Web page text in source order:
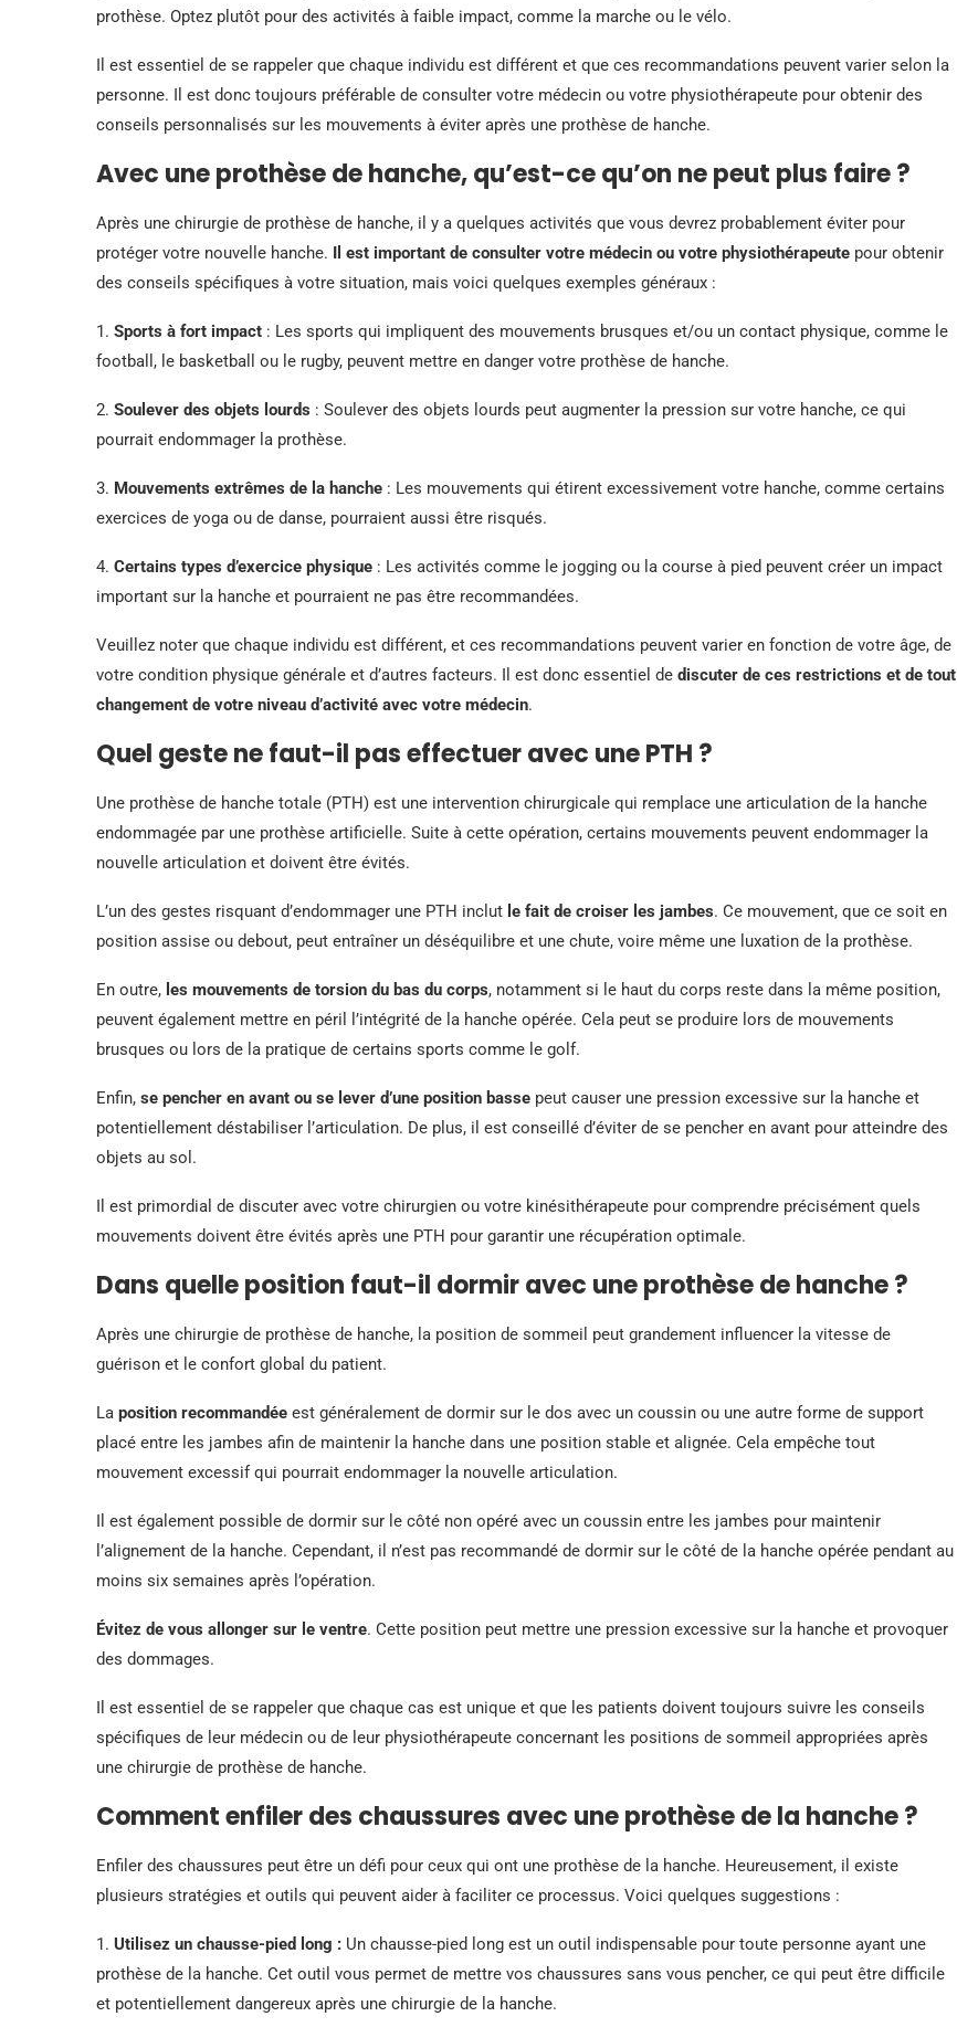
prothèse. Optez plutôt pour des activités à faible impact, comme la marche ou le vélo.
Il est essentiel de se rappeler que chaque individu est différent et que ces recommandations peuvent varier selon la
personne. Il est donc toujours préférable de consulter votre médecin ou votre physiothérapeute pour obtenir des
conseils personnalisés sur les mouvements à éviter après une prothèse de hanche.
Avec une prothèse de hanche, qu’est-ce qu’on ne peut plus faire ?
Après une chirurgie de prothèse de hanche, il y a quelques activités que vous devrez probablement éviter pour
protéger votre nouvelle hanche. Il est important de consulter votre médecin ou votre physiothérapeute pour obtenir
des conseils spécifiques à votre situation, mais voici quelques exemples généraux :
1. Sports à fort impact : Les sports qui impliquent des mouvements brusques et/ou un contact physique, comme le
football, le basketball ou le rugby, peuvent mettre en danger votre prothèse de hanche.
2. Soulever des objets lourds : Soulever des objets lourds peut augmenter la pression sur votre hanche, ce qui
pourrait endommager la prothèse.
3. Mouvements extrêmes de la hanche : Les mouvements qui étirent excessivement votre hanche, comme certains
exercices de yoga ou de danse, pourraient aussi être risqués.
4. Certains types d’exercice physique : Les activités comme le jogging ou la course à pied peuvent créer un impact
important sur la hanche et pourraient ne pas être recommandées.
Veuillez noter que chaque individu est différent, et ces recommandations peuvent varier en fonction de votre âge, de
votre condition physique générale et d’autres facteurs. Il est donc essentiel de discuter de ces restrictions et de tout
changement de votre niveau d’activité avec votre médecin.
Quel geste ne faut-il pas effectuer avec une PTH ?
Une prothèse de hanche totale (PTH) est une intervention chirurgicale qui remplace une articulation de la hanche
endommagée par une prothèse artificielle. Suite à cette opération, certains mouvements peuvent endommager la
nouvelle articulation et doivent être évités.
L’un des gestes risquant d’endommager une PTH inclut le fait de croiser les jambes. Ce mouvement, que ce soit en
position assise ou debout, peut entraîner un déséquilibre et une chute, voire même une luxation de la prothèse.
En outre, les mouvements de torsion du bas du corps, notamment si le haut du corps reste dans la même position,
peuvent également mettre en péril l’intégrité de la hanche opérée. Cela peut se produire lors de mouvements
brusques ou lors de la pratique de certains sports comme le golf.
Enfin, se pencher en avant ou se lever d’une position basse peut causer une pression excessive sur la hanche et
potentiellement déstabiliser l’articulation. De plus, il est conseillé d’éviter de se pencher en avant pour atteindre des
objets au sol.
Il est primordial de discuter avec votre chirurgien ou votre kinésithérapeute pour comprendre précisément quels
mouvements doivent être évités après une PTH pour garantir une récupération optimale.
Dans quelle position faut-il dormir avec une prothèse de hanche ?
Après une chirurgie de prothèse de hanche, la position de sommeil peut grandement influencer la vitesse de
guérison et le confort global du patient.
La position recommandée est généralement de dormir sur le dos avec un coussin ou une autre forme de support
placé entre les jambes afin de maintenir la hanche dans une position stable et alignée. Cela empêche tout
mouvement excessif qui pourrait endommager la nouvelle articulation.
Il est également possible de dormir sur le côté non opéré avec un coussin entre les jambes pour maintenir
l’alignement de la hanche. Cependant, il n’est pas recommandé de dormir sur le côté de la hanche opérée pendant au
moins six semaines après l’opération.
Évitez de vous allonger sur le ventre. Cette position peut mettre une pression excessive sur la hanche et provoquer
des dommages.
Il est essentiel de se rappeler que chaque cas est unique et que les patients doivent toujours suivre les conseils
spécifiques de leur médecin ou de leur physiothérapeute concernant les positions de sommeil appropriées après
une chirurgie de prothèse de hanche.
Comment enfiler des chaussures avec une prothèse de la hanche ?
Enfiler des chaussures peut être un défi pour ceux qui ont une prothèse de la hanche. Heureusement, il existe
plusieurs stratégies et outils qui peuvent aider à faciliter ce processus. Voici quelques suggestions :
1. Utilisez un chausse-pied long : Un chausse-pied long est un outil indispensable pour toute personne ayant une
prothèse de la hanche. Cet outil vous permet de mettre vos chaussures sans vous pencher, ce qui peut être difficile
et potentiellement dangereux après une chirurgie de la hanche.